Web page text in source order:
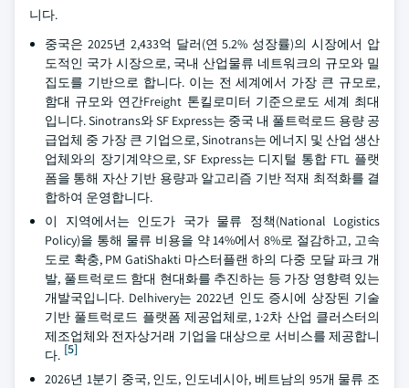
니다.
중국은 2025년 2,433억 달러(연 5.2% 성장률)의 시장에서 압
도적인 국가 시장으로, 국내 산업물류 네트워크의 규모와 밀
집도를 기반으로 합니다. 이는 전 세계에서 가장 큰 규모로,
함대 규모와 연간Freight 톤킬로미터 기준으로도 세계 최대
입니다. Sinotrans와 SF Express는 중국 내 풀트럭로드 용량 공
급업체 중 가장 큰 기업으로, Sinotrans는 에너지 및 산업 생산
업체와의 장기계약으로, SF Express는 디지털 통합 FTL 플랫
폼을 통해 자산 기반 용량과 알고리즘 기반 적재 최적화를 결
합하여 운영합니다.
이 지역에서는 인도가 국가 물류 정책(National Logistics
Policy)을 통해 물류 비용을 약 14%에서 8%로 절감하고, 고속
도로 확충, PM GatiShakti 마스터플랜 하의 다중 모달 파크 개
발, 풀트럭로드 함대 현대화를 추진하는 등 가장 영향력 있는
개발국입니다. Delhivery는 2022년 인도 증시에 상장된 기술
기반 풀트럭로드 플랫폼 제공업체로, 1·2차 산업 클러스터의
제조업체와 전자상거래 기업을 대상으로 서비스를 제공합니
다. [5]
2026년 1분기 중국, 인도, 인도네시아, 베트남의 95개 물류 조